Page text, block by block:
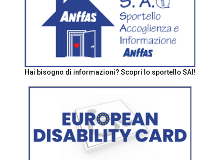
Hai bisogno di informazioni? Scopri lo sportello SAI!